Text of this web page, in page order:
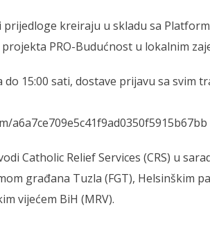
prijedloge kreiraju u skladu sa
PRO-Budućnost u lokalnim
15:00 sati, dostave prijavu sa svim
Catholic Relief Services (CRS) u
građana Tuzla (FGT), Helsinškim
vijećem BiH (MRV).